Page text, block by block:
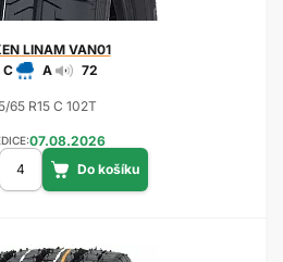
LINAM VAN01
C
A 72
65 R15 C 102T
07.08.2026